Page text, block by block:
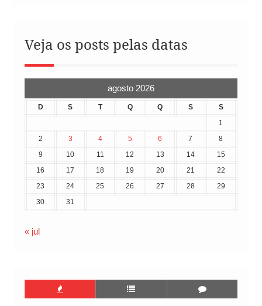
Veja os posts pelas datas
agosto 2026
D S T Q Q S
S
1
2
3 4 5 6 7
8
9
10 11 12 13 14
15
16
17 18 19 20 21
22
23
24 25 26 27 28
29
30
31
« jul